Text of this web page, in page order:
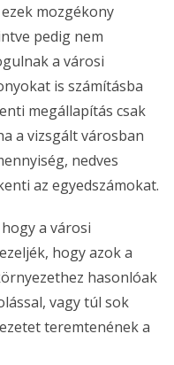
mozgékony
pedig nem
a városi
is számításba
megállapítás csak
a vizsgált városban
nedves
az egyedszámokat.
a városi
hogy azok a
hasonlóak
vagy túl sok
teremtenének a